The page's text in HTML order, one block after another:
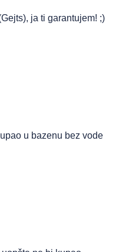
ja ti garantujem! ;)
u bazenu bez vode